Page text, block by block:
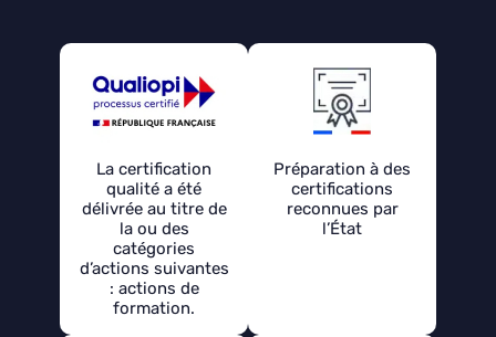
La certification
qualité a été
délivrée au titre de
la ou des
catégories
d’actions suivantes
: actions de
formation.
Préparation à des
certifications
reconnues par
l’État